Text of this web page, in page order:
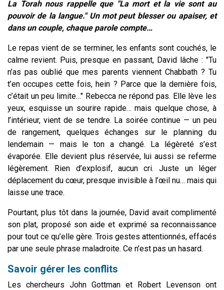
La Torah nous rappelle que "La mort et la vie sont au
pouvoir de la langue." Un mot peut blesser ou apaiser, et
dans un couple, chaque parole compte…
Le repas vient de se terminer, les enfants sont couchés, le
calme revient. Puis, presque en passant, David lâche : "Tu
n’as pas oublié que mes parents viennent Chabbath ? Tu
t’en occupes cette fois, hein ? Parce que la dernière fois,
c’était un peu limite…" Rebecca ne répond pas. Elle lève les
yeux, esquisse un sourire rapide… mais quelque chose, à
l’intérieur, vient de se tendre. La soirée continue — un peu
de rangement, quelques échanges sur le planning du
lendemain — mais le ton a changé. La légèreté s’est
évaporée. Elle devient plus réservée, lui aussi se referme
légèrement. Rien d’explosif, aucun cri. Juste un léger
déplacement du cœur, presque invisible à l’œil nu… mais qui
laisse une trace.
Pourtant, plus tôt dans la journée, David avait complimenté
son plat, proposé son aide et exprimé sa reconnaissance
pour tout ce qu’elle gère. Trois gestes attentionnés, effacés
par une seule phrase maladroite. Ce n’est pas un hasard.
Savoir gérer les conflits
Les chercheurs John Gottman et Robert Levenson ont